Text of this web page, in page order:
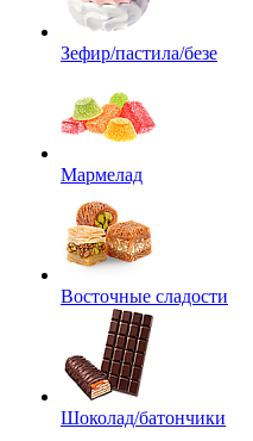
Зефир/пастила/безе
Мармелад
Восточные сладости
Шоколад/батончики